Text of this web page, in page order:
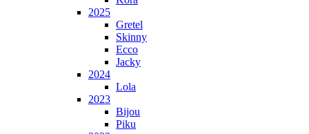
2025
Gretel
Skinny
Ecco
Jacky
2024
Lola
2023
Bijou
Piku